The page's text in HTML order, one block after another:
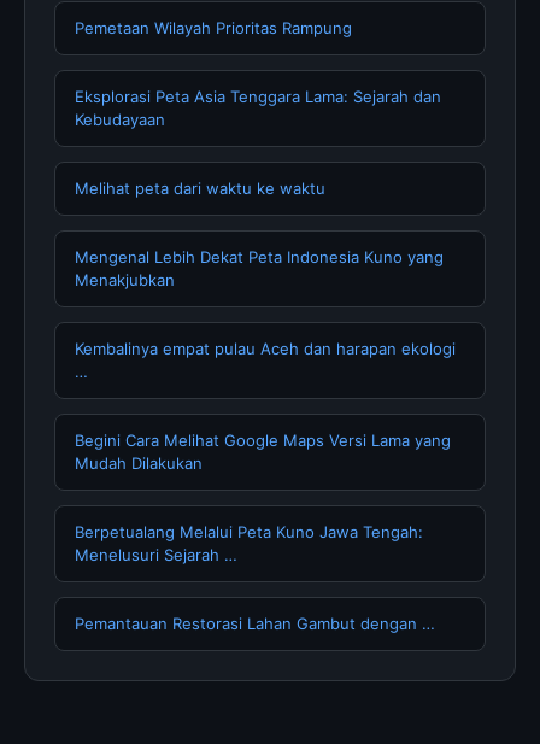
Pemetaan Wilayah Prioritas Rampung
Eksplorasi Peta Asia Tenggara Lama: Sejarah dan
Kebudayaan
Melihat peta dari waktu ke waktu
Mengenal Lebih Dekat Peta Indonesia Kuno yang
Menakjubkan
Kembalinya empat pulau Aceh dan harapan ekologi
…
Begini Cara Melihat Google Maps Versi Lama yang
Mudah Dilakukan
Berpetualang Melalui Peta Kuno Jawa Tengah:
Menelusuri Sejarah …
Pemantauan Restorasi Lahan Gambut dengan …